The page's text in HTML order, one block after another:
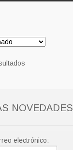
NOVEDADES
electrónico: